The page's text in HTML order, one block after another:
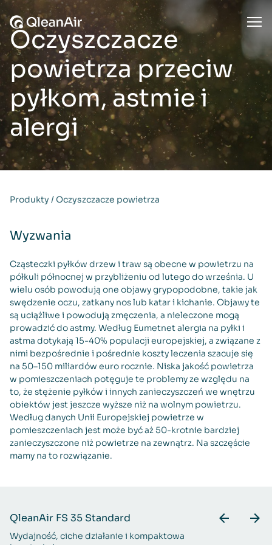
Przejdź do treści
Oczyszczacze
powietrza przeciw
pyłkom, astmie i
alergi
Produkty /Oczyszczacze powietrza
Wyzwania
Cząsteczki pyłków drzew i traw są obecne w powietrzu na
półkuli północnej w przybliżeniu od lutego do września. U
wielu osób powodują one objawy grypopodobne, takie jak
swędzenie oczu, zatkany nos lub katar i kichanie. Objawy te
są uciążliwe i powodują zmęczenia, a nieleczone mogą
prowadzić do astmy. Według Eumetnet alergia na pyłki i
astma dotykają 15-40% populacji europejskiej, a związane z
nimi bezpośrednie i pośrednie koszty leczenia szacuje się
na 50–150 miliardów euro rocznie. Niska jakość powietrza
w pomieszczeniach potęguje te problemy ze względu na
to, że stężenie pyłków i innych zanieczyszczeń we wnętrzu
obiektów jest jeszcze wyższe niż na wolnym powietrzu.
Według danych Unii Europejskiej powietrze w
pomieszczeniach jest może być aż 50-krotnie bardziej
zanieczyszczone niż powietrze na zewnątrz. Na szczęście
mamy na to rozwiązanie.
QleanAir FS 35 Standard
Wydajność, ciche działanie i kompaktowa